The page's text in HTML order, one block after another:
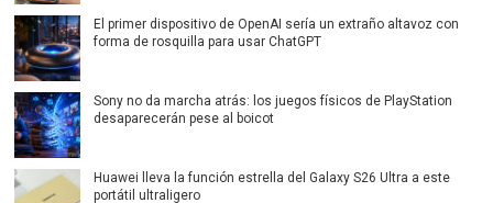
El primer dispositivo de OpenAI sería un extraño altavoz con
forma de rosquilla para usar ChatGPT
Sony no da marcha atrás: los juegos físicos de PlayStation
desaparecerán pese al boicot
Huawei lleva la función estrella del Galaxy S26 Ultra a este
portátil ultraligero